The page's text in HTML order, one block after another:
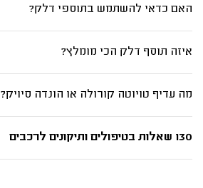
האם כדאי להשתמש בתוספי דלק?
איזה תוסף דלק הכי מומלץ?
מה עדיף טויוטה קורולה או הונדה סיויק?
130 שאלות בטיפולים ותיקונים לרכבים